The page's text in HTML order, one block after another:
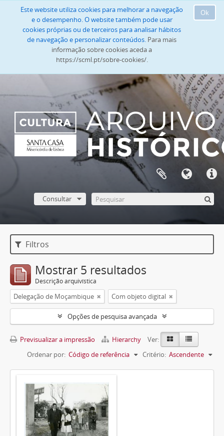
Ok
Este website utiliza cookies para melhorar a navegação
e o desempenho. O website também pode usar
cookies próprias ou de terceiros para analisar hábitos
de navegação e personalizar conteúdos. Para mais
informação sobre cookies aceda a
https://scml.pt/sobre-cookies/.
Consultar
Filtros
Mostrar 5 resultados
Descrição arquivística
Delegação de Moçambique Com objeto digital
Opções de pesquisa avançada
Previsualizar a impressão Hierarchy
Ver:
Ordenar por: Código de referência Critério: Ascendente